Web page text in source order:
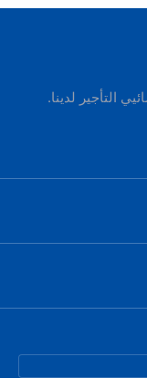
التأجير لدينا.